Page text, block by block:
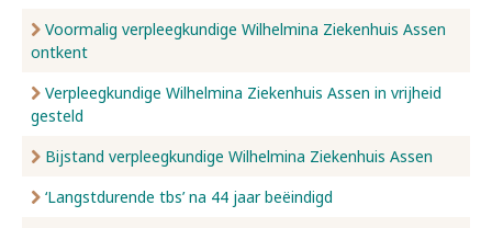
Voormalig verpleegkundige Wilhelmina Ziekenhuis Assen
ontkent
Verpleegkundige Wilhelmina Ziekenhuis Assen in vrijheid
gesteld
Bijstand verpleegkundige Wilhelmina Ziekenhuis Assen
‘Langstdurende tbs’ na 44 jaar beëindigd